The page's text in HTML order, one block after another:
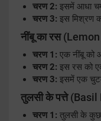
चरण 2: इसमें आधा
चरण 3: इस मिश्रण
नींबू का रस
चरण 1: एक नींबू को
चरण 2: इस रस को
चरण 3: इसमें एक
तुलसी के पत्ते(Basil
चरण 1: तुलसी के कुछ